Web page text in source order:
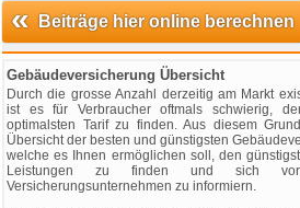
« Beiträge hier online berechnen
Gebäudeversicherung Übersicht
Durch die grosse Anzahl derzeitig am Markt
ist es für Verbraucher oftmals schwierig,
optimalsten Tarif zu finden. Aus diesem
Übersicht der besten und günstigsten
welche es Ihnen ermöglichen soll, den
Leistungen zu finden und sich
Versicherungsunternehmen zu informiern.